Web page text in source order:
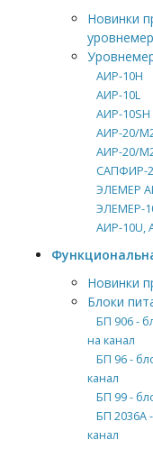
Новинки
АИР-10H
АИР-10L
АИР-10SH
АИР-20/
АИР-20/
САПФИР-
ЭЛЕМЕР
ЭЛЕМЕР-
АИР-10U,
Новинки
Блоки
БП 906 -
на канал
БП 96 -
канал
БП 99 -
БП 2036А
канал